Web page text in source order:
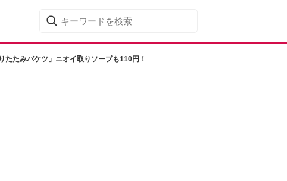
たたみバケツ」ニオイ取りソープも110円！